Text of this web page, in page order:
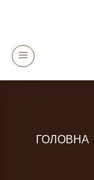
content
ГОЛОВНА